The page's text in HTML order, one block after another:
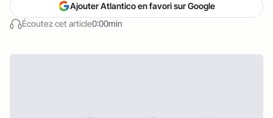
Écoutez cet article0:00min
Ajouter Atlantico en favori sur Google